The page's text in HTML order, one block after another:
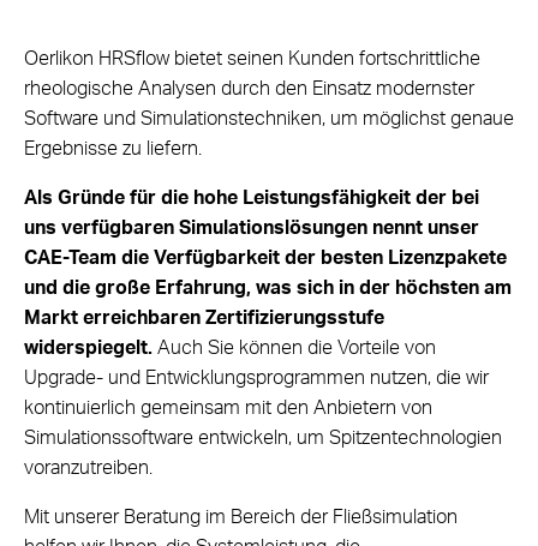
Oerlikon HRSflow bietet seinen Kunden fortschrittliche
rheologische Analysen durch den Einsatz modernster
Software und Simulationstechniken, um möglichst genaue
Ergebnisse zu liefern.
Als Gründe für die hohe Leistungsfähigkeit der bei
uns verfügbaren Simulationslösungen nennt unser
CAE-Team die Verfügbarkeit der besten Lizenzpakete
und die große Erfahrung, was sich in der höchsten am
Markt erreichbaren Zertifizierungsstufe
widerspiegelt. Auch Sie können die Vorteile von
Upgrade- und Entwicklungsprogrammen nutzen, die wir
kontinuierlich gemeinsam mit den Anbietern von
Simulationssoftware entwickeln, um Spitzentechnologien
voranzutreiben.
Mit unserer Beratung im Bereich der Fließsimulation